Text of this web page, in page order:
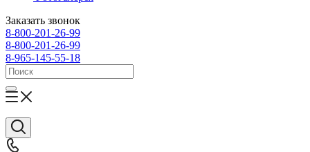
Заказать звонок
8-800-201-26-99
8-800-201-26-99
8-965-145-55-18